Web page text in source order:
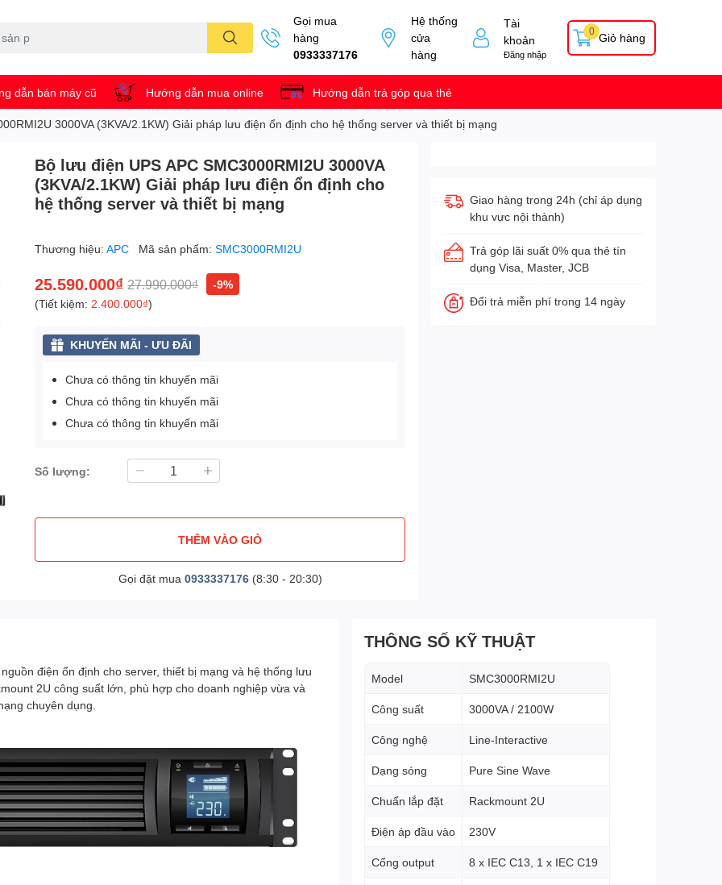
Gọi mua
hàng
0933337176
Hệ thống
cửa
hàng
Tài
khoản
Đăng nhập
Giỏ hàng
0
dẫn bán máy cũ Hướng dẫn mua online Hướng dẫn trả góp qua thẻ
3000VA (3KVA/2.1KW) Giải pháp lưu điện ổn định cho hệ thống server và thiết bị mạng
Bộ lưu điện UPS APC SMC3000RMI2U 3000VA
(3KVA/2.1KW) Giải pháp lưu điện ổn định cho
hệ thống server và thiết bị mạng
Thương hiệu:APC Mã sản phẩm:SMC3000RMI2U
25.590.000₫ 27.990.000₫
-9%
(Tiết kiệm: 2.400.000₫)
KHUYẾN MÃI - ƯU ĐÃI
Chưa có thông tin khuyến mãi
Chưa có thông tin khuyến mãi
Chưa có thông tin khuyến mãi
Số lượng:
THÊM VÀO GIỎ
Gọi đặt mua 0933337176(8:30 - 20:30)
Giao hàng trong 24h (chỉ áp dụng
khu vực nội thành)
Trả góp lãi suất 0% qua thẻ tín
dụng Visa, Master, JCB
Đổi trả miễn phí trong 14 ngày
điện ổn định cho server, thiết bị mạng và hệ thống lưu
2U công suất lớn, phù hợp cho doanh nghiệp vừa và
chuyên dụng.
THÔNG SỐ KỸ THUẬT
Model SMC3000RMI2U
Công suất 3000VA / 2100W
Công nghệ Line-Interactive
Dạng sóng Pure Sine Wave
Chuẩn lắp đặt Rackmount 2U
Điện áp đầu vào 230V
Cổng output 8 x IEC C13, 1 x IEC C19